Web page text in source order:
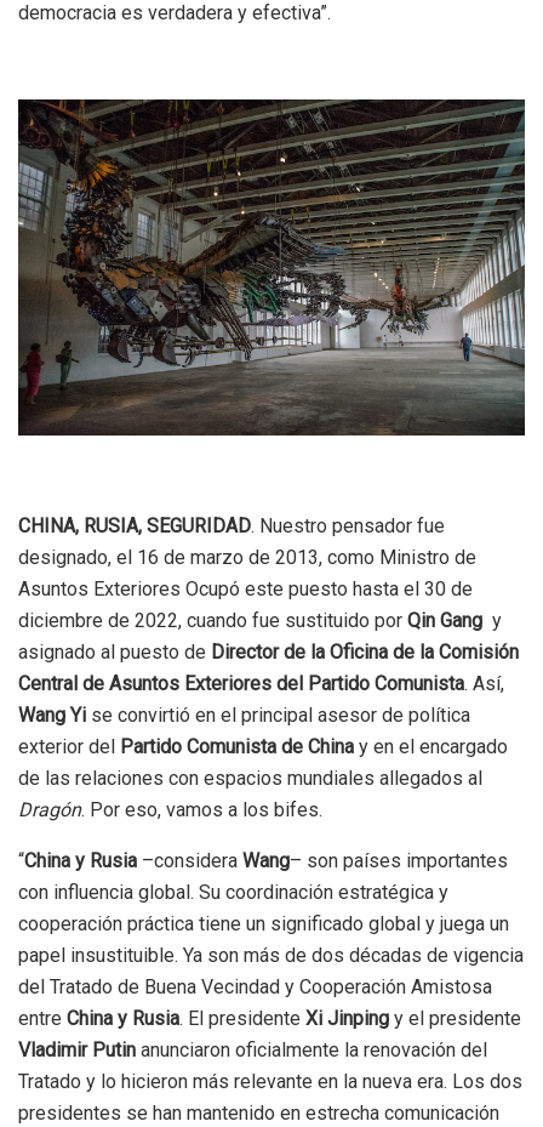
democracia es verdadera y efectiva”.
CHINA, RUSIA, SEGURIDAD. Nuestro pensador fue
designado, el 16 de marzo de 2013, como Ministro de
Asuntos Exteriores Ocupó este puesto hasta el 30 de
diciembre de 2022, cuando fue sustituido por Qin Gang y
asignado al puesto de Director de la Oficina de la Comisión
Central de Asuntos Exteriores del Partido Comunista. Así,
Wang Yi se convirtió en el principal asesor de política
exterior del
Partido Comunista de China y en el encargado
de las relaciones con espacios mundiales allegados al
Dragón. Por eso, vamos a los bifes.
“China y Rusia –considera Wang– son países importantes
con influencia global. Su coordinación estratégica y
cooperación práctica tiene un significado global y juega un
papel insustituible. Ya son más de dos décadas de vigencia
del Tratado de Buena Vecindad y Cooperación Amistosa
entre China y Rusia. El presidente Xi Jinping y el presidente
Vladimir Putin anunciaron oficialmente la renovación del
Tratado y lo hicieron más relevante en la nueva era. Los dos
presidentes se han mantenido en estrecha comunicación